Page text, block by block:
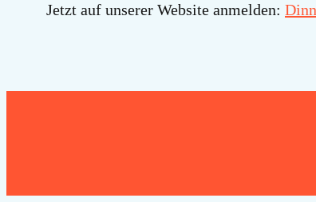
Jetzt auf unserer Website anmelden: